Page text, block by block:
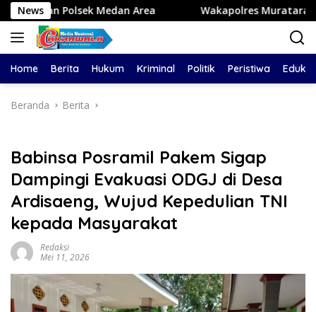
Langsung
ke
konten
NewsArea Wakapolres Muratara mengikuti TOT AI
Home Berita Hukum Kriminal Politik Peristiwa
Beranda Berita
Babinsa Posramil Pakem Sigap
Dampingi Evakuasi ODGJ di Desa
Ardisaeng, Wujud Kepedulian TNI
kepada Masyarakat
Redaksi
Mei 11, 2026